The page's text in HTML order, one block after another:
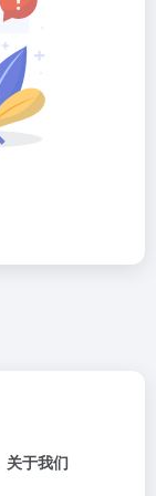
关于我们